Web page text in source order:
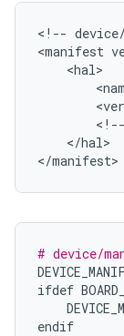
< ! -- device/
<manifest
<hal>
<
<
< ! --
</hal>
</manifest>
# device/
ifdef
endif